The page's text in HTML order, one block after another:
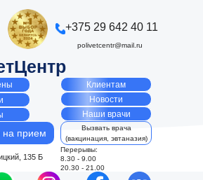
на прием
Вызвать врача
(вакцинация, эвтаназия)
+375 29 642 40 11
Наши врачи
Новости
Клиентам
135 Б
Перерывы:
8.30 - 9.00
20.30 - 21.00
polivetcentr@mail.ru